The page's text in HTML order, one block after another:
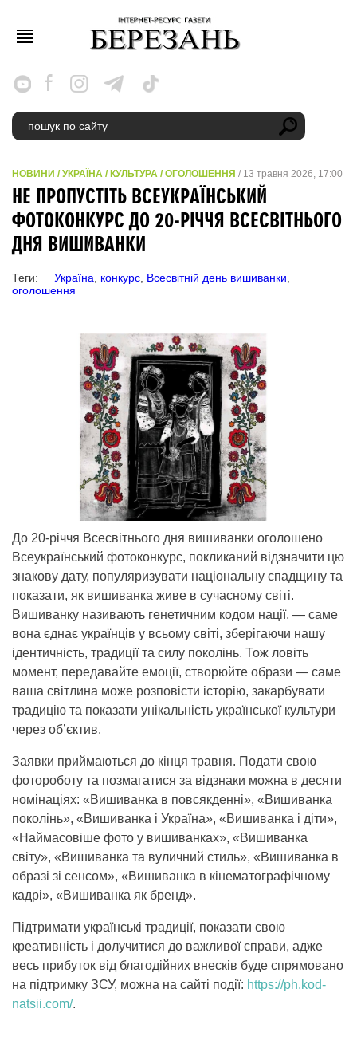
НОВИНИ /УКРАЇНА / КУЛЬТУРА /ОГОЛОШЕННЯ / 13 травня 2026, 17:00
НЕ ПРОПУСТІТЬ ВСЕУКРАЇНСЬКИЙ
ФОТОКОНКУРС ДО 20-РІЧЧЯ ВСЕСВІТНЬОГО
ДНЯ ВИШИВАНКИ
Теги: Україна конкурс Всесвітній день вишиванки
оголошення
До 20-річчя Всесвітнього дня вишиванки оголошено
Всеукраїнський фотоконкурс, покликаний відзначити цю
знакову дату, популяризувати національну спадщину та
показати, як вишиванка живе в сучасному світі.
Вишиванку називають генетичним кодом нації, — саме
вона єднає українців у всьому світі, зберігаючи нашу
ідентичність, традиції та силу поколінь. Тож ловіть
момент, передавайте емоції, створюйте образи — саме
ваша світлина може розповісти історію, закарбувати
традицію та показати унікальність української культури
через об’єктив.
Заявки приймаються до кінця травня. Подати свою
фотороботу та позмагатися за відзнаки можна в десяти
номінаціях: «Вишиванка в повсякденні», «Вишиванка
поколінь», «Вишиванка і Україна», «Вишиванка і діти»,
«Наймасовіше фото у вишиванках», «Вишиванка
світу», «Вишиванка та вуличний стиль», «Вишиванка в
образі зі сенсом», «Вишиванка в кінематографічному
кадрі», «Вишиванка як бренд».
Підтримати українські традиції, показати свою
креативність і долучитися до важливої справи, адже
весь прибуток від благодійних внесків буде спрямовано
на підтримку ЗСУ, можна на сайті події: https://ph.kod-
natsii.com/.